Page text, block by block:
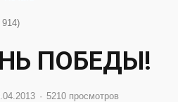
914)
ПОБЕДЫ!
5210 просмотров